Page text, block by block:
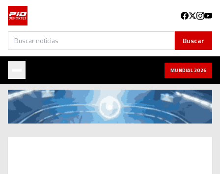
Buscar Buscar
MUNDIAL 2026